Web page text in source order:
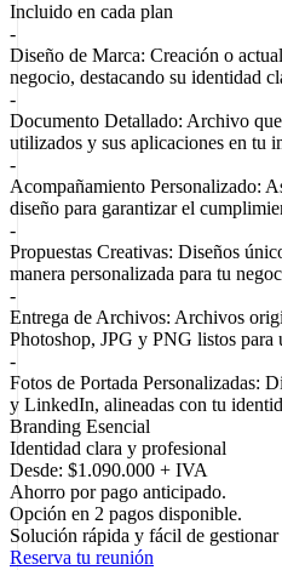
Incluido en cada plan
-
Diseño de Marca: Creación o
negocio, destacando su identidad
-
Documento Detallado: Archivo
utilizados y sus aplicaciones en tu
-
Acompañamiento Personalizado:
diseño para garantizar el
-
Propuestas Creativas: Diseños
manera personalizada para tu
-
Entrega de Archivos: Archivos
Photoshop, JPG y PNG listos para
-
Fotos de Portada Personalizadas:
y LinkedIn, alineadas con tu
Branding Esencial
Identidad clara y profesional
Desde: $1.090.000 + IVA
Ahorro por pago anticipado.
Opción en 2 pagos disponible.
Solución rápida y fácil de
Reserva tu reunión